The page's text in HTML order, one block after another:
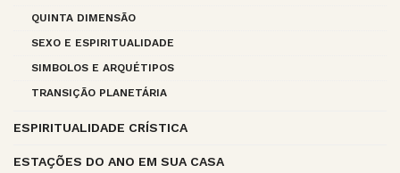
QUINTA DIMENSÃO
SEXO E ESPIRITUALIDADE
SIMBOLOS E ARQUÉTIPOS
TRANSIÇÃO PLANETÁRIA
ESPIRITUALIDADE CRÍSTICA
ESTAÇÕES DO ANO EM SUA CASA